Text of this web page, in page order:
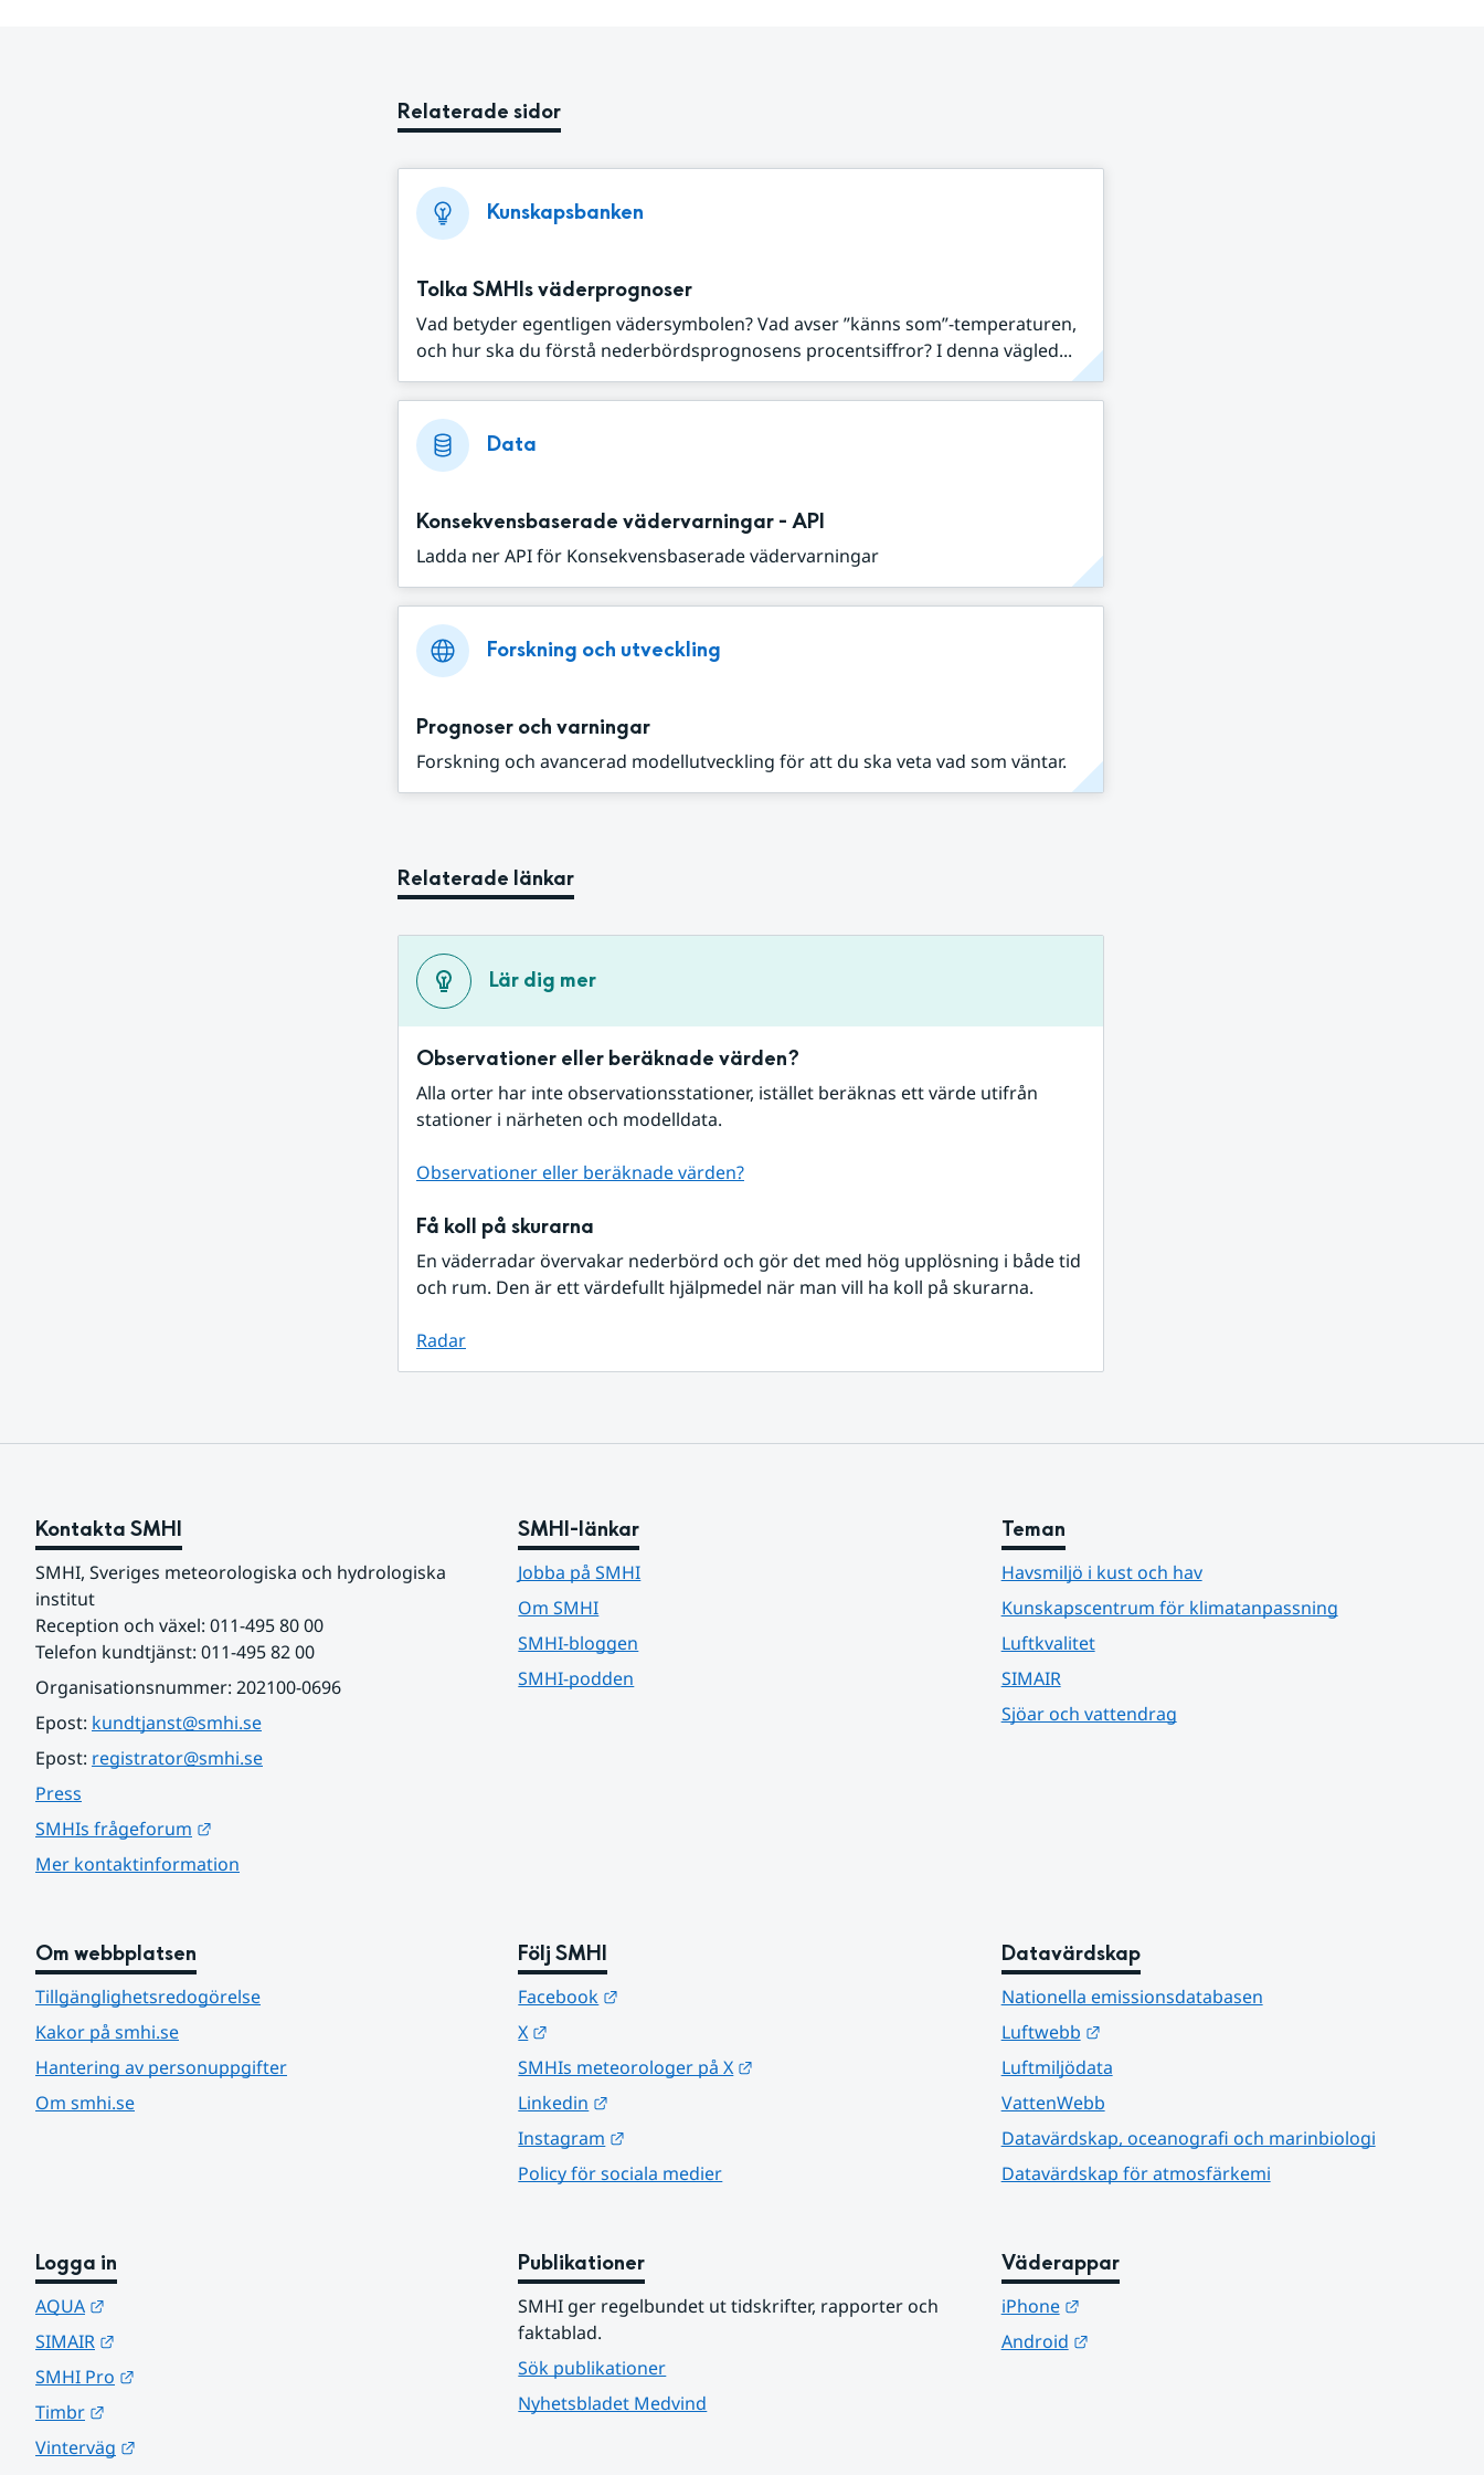
Relaterade sidor
Kunskapsbanken
Tolka SMHIs väderprognoser
Vad betyder egentligen vädersymbolen? Vad avser ”känns som”-temperaturen,
och hur ska du förstå nederbördsprognosens procentsiffror? I denna vägled...
Data
Konsekvensbaserade vädervarningar - API
Ladda ner API för Konsekvensbaserade vädervarningar
Forskning och utveckling
Prognoser och varningar
Forskning och avancerad modellutveckling för att du ska veta vad som väntar.
Relaterade länkar
Lär dig mer
Observationer eller beräknade värden?
Alla orter har inte observationsstationer, istället beräknas ett värde utifrån
stationer i närheten och modelldata.
Observationer eller beräknade värden?
Få koll på skurarna
En väderradar övervakar nederbörd och gör det med hög upplösning i både tid
och rum. Den är ett värdefullt hjälpmedel när man vill ha koll på skurarna.
Radar
Kontakta SMHI
SMHI, Sveriges meteorologiska och hydrologiska
institut
Reception och växel: 011-495 80 00
Telefon kundtjänst: 011-495 82 00
Organisationsnummer: 202100-0696
Epost: kundtjanst@smhi.se
Epost: registrator@smhi.se
Press
SMHIs frågeforum
Mer kontaktinformation
SMHI-länkar
Jobba på SMHI
Om SMHI
SMHI-bloggen
SMHI-podden
Teman
Havsmiljö i kust och hav
Kunskapscentrum för klimatanpassning
Luftkvalitet
SIMAIR
Sjöar och vattendrag
Om webbplatsen
Tillgänglighetsredogörelse
Kakor på smhi.se
Hantering av personuppgifter
Om smhi.se
Följ SMHI
Facebook
X
SMHIs meteorologer på X
Linkedin
Instagram
Policy för sociala medier
Datavärdskap
Nationella emissionsdatabasen
Luftwebb
Länk till annan webbplats.
Luftmiljödata
VattenWebb
Datavärdskap, oceanografi och marinbiologi
Datavärdskap för atmosfärkemi
Logga in
AQUA
SIMAIR
SMHI Pro
Timbr
Vinterväg
Publikationer
SMHI ger regelbundet ut tidskrifter, rapporter och
faktablad.
Sök publikationer
Nyhetsbladet Medvind
Väderappar
iPhone
Länk till annan webbplats.
Android
Länk till annan webbplats.